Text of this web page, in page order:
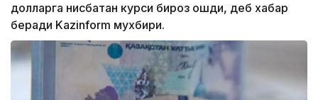
долларга нисбатан курси бироз ошди, деб хабар
беради Kazinform мухбири.